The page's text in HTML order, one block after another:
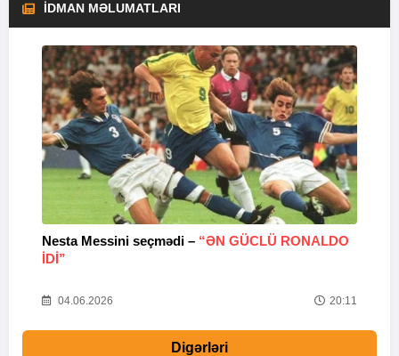
İDMAN MƏLUMATLARI
Nesta Messini seçmədi – “ƏN GÜCLÜ RONALDO
IDI”
04.06.2026 20:11
Digərləri